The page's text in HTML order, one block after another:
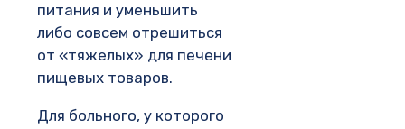
питания и уменьшить
либо совсем отрешиться
от «тяжелых» для печени
пищевых товаров.
Для больного, у которого